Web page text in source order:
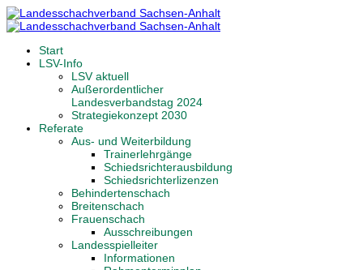
Start
LSV-Info
LSV aktuell
Außerordentlicher
Landesverbandstag 2024
Strategiekonzept 2030
Referate
Aus- und Weiterbildung
Trainerlehrgänge
Schiedsrichterausbildung
Schiedsrichterlizenzen
Behindertenschach
Breitenschach
Frauenschach
Ausschreibungen
Landesspielleiter
Informationen